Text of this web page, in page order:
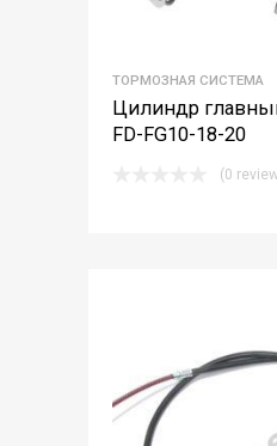
ТОРМОЗНАЯ СИСТЕМА
Цилиндр
FD-FG10-18-20
(0